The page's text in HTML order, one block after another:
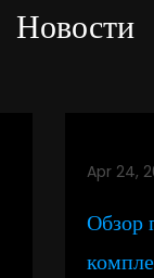
Новости
Apr 24, 2026
Обзор